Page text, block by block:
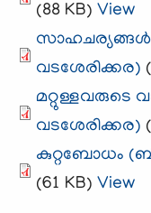
(88 KB) View
വടശേരിക്കര)
വടശേരിക്കര)
കുറ്റബോധം
(61 KB) View